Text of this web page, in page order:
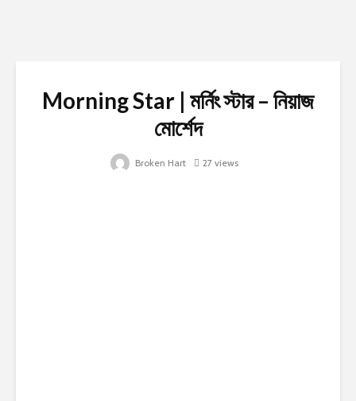
Morning Star | মর্নিং স্টার – নিয়াজ
মোর্শেদ
Broken Hart 27 views